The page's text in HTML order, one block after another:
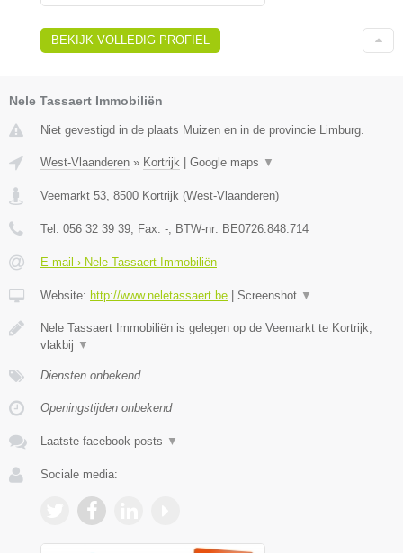
BEKIJK VOLLEDIG PROFIEL
Nele Tassaert Immobiliën
Niet gevestigd in de plaats Muizen en in de provincie Limburg.
West-Vlaanderen » Kortrijk Google maps ▼
Veemarkt 53 8500 Kortrijk (West-Vlaanderen)
Tel: 056 32 39 39 , Fax: - , BTW-nr: BE0726.848.714
E-mail › Nele Tassaert Immobiliën
Website: http://www.neletassaert.be Screenshot ▼
Nele Tassaert Immobiliën is gelegen op de Veemarkt te Kortrijk,
vlakbij ▼
Diensten onbekend
Openingstijden onbekend
Laatste facebook posts ▼
Sociale media: